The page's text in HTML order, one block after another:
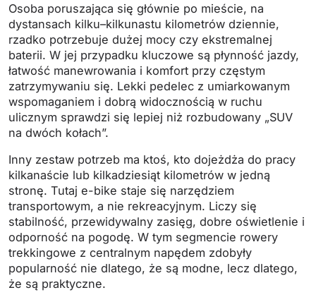
Osoba poruszająca się głównie po mieście, na
dystansach kilku–kilkunastu kilometrów dziennie,
rzadko potrzebuje dużej mocy czy ekstremalnej
baterii. W jej przypadku kluczowe są płynność jazdy,
łatwość manewrowania i komfort przy częstym
zatrzymywaniu się. Lekki pedelec z umiarkowanym
wspomaganiem i dobrą widocznością w ruchu
ulicznym sprawdzi się lepiej niż rozbudowany „SUV
na dwóch kołach”.
Inny zestaw potrzeb ma ktoś, kto dojeżdża do pracy
kilkanaście lub kilkadziesiąt kilometrów w jedną
stronę. Tutaj e-bike staje się narzędziem
transportowym, a nie rekreacyjnym. Liczy się
stabilność, przewidywalny zasięg, dobre oświetlenie i
odporność na pogodę. W tym segmencie rowery
trekkingowe z centralnym napędem zdobyły
popularność nie dlatego, że są modne, lecz dlatego,
że są praktyczne.